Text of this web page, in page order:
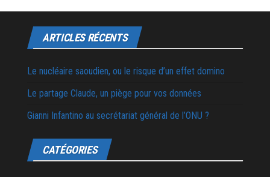
ARTICLES RÉCENTS
Le nucléaire saoudien, ou le risque d’un effet domino
Le partage Claude, un piège pour vos données
Gianni Infantino au secrétariat général de l’ONU ?
CATÉGORIES